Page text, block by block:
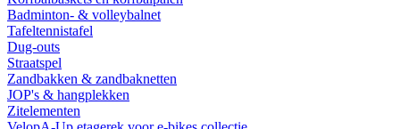
Badminton- & volleybalnet
Tafeltennistafel
Dug-outs
Straatspel
Zandbakken & zandbaknetten
JOP's & hangplekken
Zitelementen